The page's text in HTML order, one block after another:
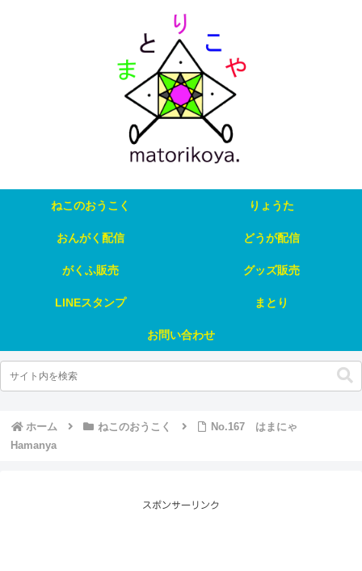
ねこのおうこく りょうた
おんがく配信 どうが配信
がくふ販売 グッズ販売
LINEスタンプ まとり
お問い合わせ
ホーム ねこのおうこく
No.167 はまにゃ
Hamanya
スポンサーリンク